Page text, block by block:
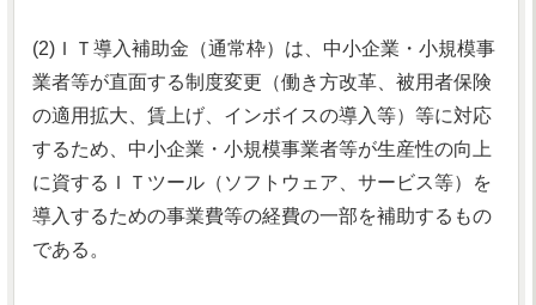
(2)ＩＴ導入補助金（通常枠）は、中小企業・小規模事
業者等が直面する制度変更（働き方改革、被用者保険
の適用拡大、賃上げ、インボイスの導入等）等に対応
するため、中小企業・小規模事業者等が生産性の向上
に資するＩＴツール（ソフトウェア、サービス等）を
導入するための事業費等の経費の一部を補助するもの
である。